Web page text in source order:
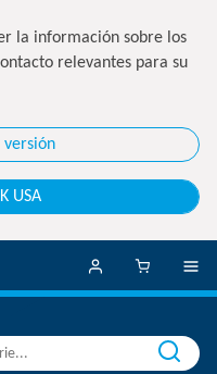
la información sobre los
relevantes para su
versión
USA